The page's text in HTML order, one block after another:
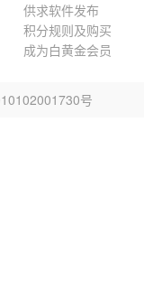
供求软件发布
积分规则及购买
成为白黄金会员
号